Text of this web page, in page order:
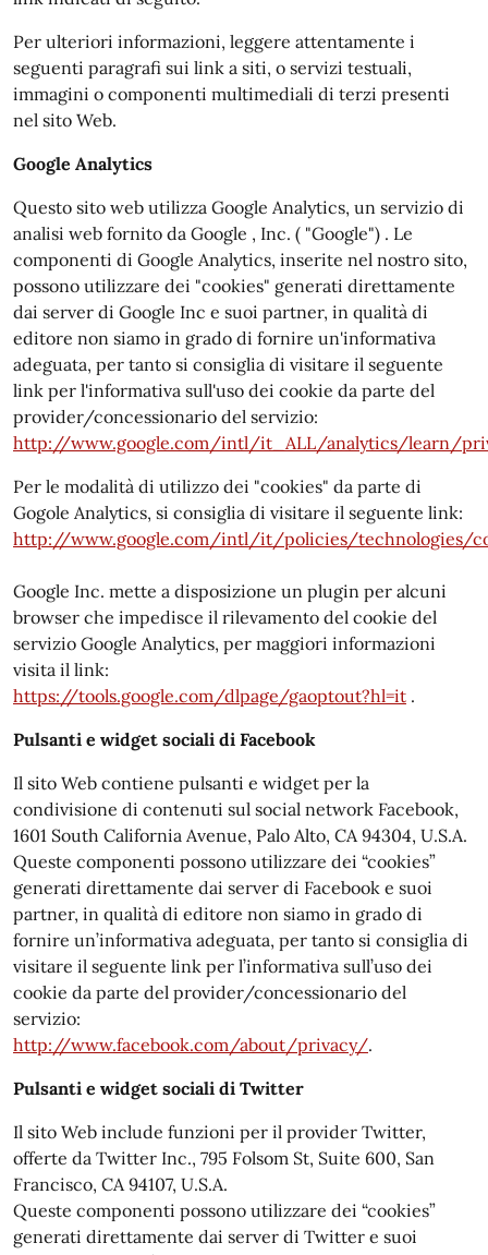
Per ulteriori informazioni, leggere attentamente i
seguenti paragrafi sui link a siti, o servizi testuali,
immagini o componenti multimediali di terzi presenti
nel sito Web.
Google Analytics
Questo sito web utilizza Google Analytics, un servizio di
analisi web fornito da Google , Inc. ( "Google") . Le
componenti di Google Analytics, inserite nel nostro sito,
possono utilizzare dei "cookies" generati direttamente
dai server di Google Inc e suoi partner, in qualità di
editore non siamo in grado di fornire un'informativa
adeguata, per tanto si consiglia di visitare il seguente
link per l'informativa sull'uso dei cookie da parte del
provider/concessionario del servizio:
http://www.google.com/intl/it_ALL/analytics/learn/
Per le modalità di utilizzo dei "cookies" da parte di
Gogole Analytics, si consiglia di visitare il seguente link:
http://www.google.com/intl/it/policies/technologies/
Google Inc. mette a disposizione un plugin per alcuni
browser che impedisce il rilevamento del cookie del
servizio Google Analytics, per maggiori informazioni
visita il link:
https://tools.google.com/dlpage/gaoptout?hl=it .
Pulsanti e widget sociali di Facebook
Il sito Web contiene pulsanti e widget per la
condivisione di contenuti sul social network Facebook,
1601 South California Avenue, Palo Alto, CA 94304, U.S.A.
Queste componenti possono utilizzare dei “cookies”
generati direttamente dai server di Facebook e suoi
partner, in qualità di editore non siamo in grado di
fornire un’informativa adeguata, per tanto si consiglia di
visitare il seguente link per l’informativa sull’uso dei
cookie da parte del provider/concessionario del
servizio:
http://www.facebook.com/about/privacy/.
Pulsanti e widget sociali di Twitter
Il sito Web include funzioni per il provider Twitter,
offerte da Twitter Inc., 795 Folsom St, Suite 600, San
Francisco, CA 94107, U.S.A.
Queste componenti possono utilizzare dei “cookies”
generati direttamente dai server di Twitter e suoi